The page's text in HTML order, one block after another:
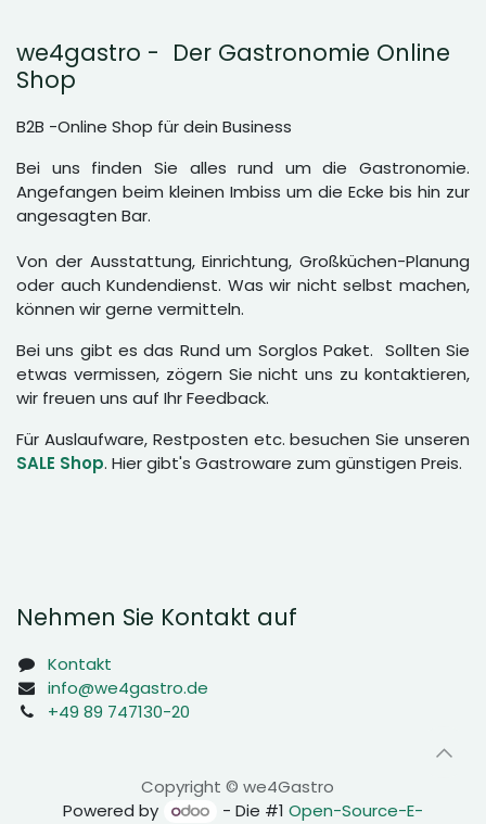
we4gastro - Der Gastronomie Online
Shop
B2B -Online Shop für dein Business
Bei uns finden Sie alles rund um die Gastronomie.
Angefangen beim kleinen Imbiss um die Ecke bis hin zur
angesagten Bar.
Von der Ausstattung, Einrichtung, Großküchen-Planung
oder auch Kundendienst. Was wir nicht selbst machen,
können wir gerne vermitteln.
Bei uns gibt es das Rund um Sorglos Paket. Sollten Sie
etwas vermissen, zögern Sie nicht uns zu kontaktieren,
wir freuen uns auf Ihr Feedback.
Für Auslaufware, Restposten etc. besuchen Sie unseren
SALE Shop. Hier gibt's Gastroware zum günstigen Preis.
Nehmen Sie Kontakt auf
Kontakt
info@we4gastro.de
+49 89 747130-20
Copyright © we4Gastro
Powered by
- Die #1Open-Source-E-